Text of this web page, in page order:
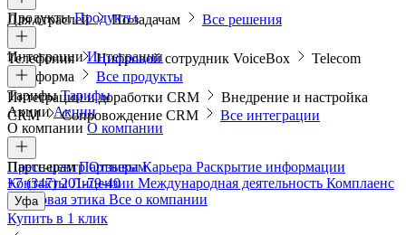
Для отраслей По задачам Все решения
ПродуктыПродукты
Телефония Цифровой сотрудник VoiceBox
Telecom
платформа
Все продукты
ИнтеграцииИнтеграции
Интеграции и доработки CRM
Внедрение и настройка
CRM
Сопровождение CRM Все интеграции
ТарифыТарифы
АкцииАкции
О компании О компании
Пресс-центрОтзывыКарьера Раскрытие информации
КонтактыЛицензии Международная деятельность Комплаенс
и деловая этика Все о компании
ПартнерамПартнерам
+7 (347) 201-79-40
Уфа
Купить в 1 клик